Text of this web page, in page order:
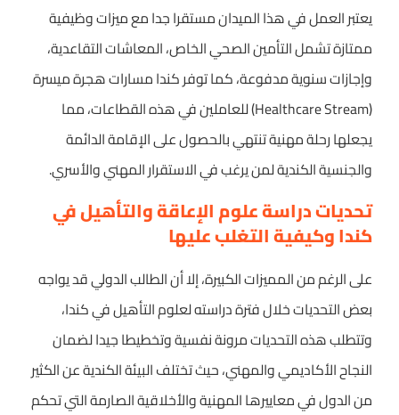
يعتبر العمل في هذا الميدان مستقرا جدا مع ميزات وظيفية
ممتازة تشمل التأمين الصحي الخاص، المعاشات التقاعدية،
وإجازات سنوية مدفوعة، كما توفر كندا مسارات هجرة ميسرة
(Healthcare Stream) للعاملين في هذه القطاعات، مما
يجعلها رحلة مهنية تنتهي بالحصول على الإقامة الدائمة
والجنسية الكندية لمن يرغب في الاستقرار المهني والأسري.
تحديات دراسة علوم الإعاقة والتأهيل في
كندا وكيفية التغلب عليها
على الرغم من المميزات الكبيرة، إلا أن الطالب الدولي قد يواجه
بعض التحديات خلال فترة دراسته لعلوم التأهيل في كندا،
وتتطلب هذه التحديات مرونة نفسية وتخطيطا جيدا لضمان
النجاح الأكاديمي والمهني، حيث تختلف البيئة الكندية عن الكثير
من الدول في معاييرها المهنية والأخلاقية الصارمة التي تحكم